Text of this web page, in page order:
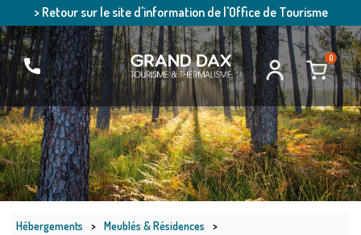
> Retour sur le site d'information de l'Office de Tourisme
0
Hébergements > Meublés & Résidences
>